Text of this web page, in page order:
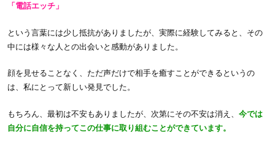
「電話エッチ」
という言葉には少し抵抗がありましたが、実際に経験してみると、その
中には様々な人との出会いと感動がありました。
顔を見せることなく、ただ声だけで相手を癒すことができるというの
は、私にとって新しい発見でした。
もちろん、最初は不安もありましたが、次第にその不安は消え、 今では
自分に自信を持ってこの仕事に取り組むことができています。